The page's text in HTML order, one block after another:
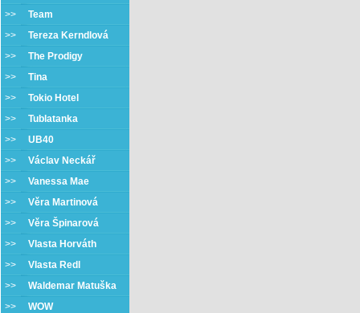
>> Team
>> Tereza Kerndlová
>> The Prodigy
>> Tina
>> Tokio Hotel
>> Tublatanka
>> UB40
>> Václav Neckář
>> Vanessa Mae
>> Věra Martinová
>> Věra Špinarová
>> Vlasta Horváth
>> Vlasta Redl
>> Waldemar Matuška
>> WOW